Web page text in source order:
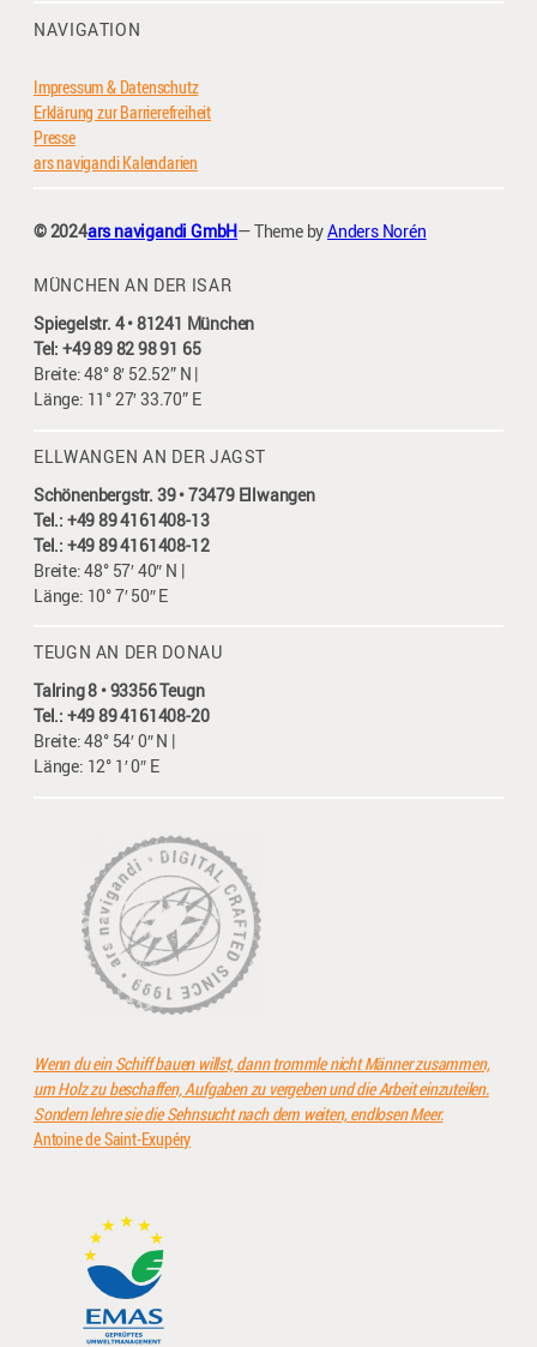
NAVIGATION
Impressum & Datenschutz
Erklärung zur Barrierefreiheit
Presse
ars navigandi Kalendarien
© 2024ars navigandi GmbH— Theme byAnders Norén
MÜNCHEN AN DER ISAR
Spiegelstr. 4 • 81241 München
Tel: +49 89 82 98 91 65
Breite: 48° 8′ 52.52” N |
Länge: 11° 27′ 33.70” E
ELLWANGEN AN DER JAGST
Schönenbergstr. 39 • 73479 Ellwangen
Tel.: +49 89 4161408-13
Tel.: +49 89 4161408-12
Breite: 48° 57′ 40″ N |
Länge: 10° 7′ 50″ E
TEUGN AN DER DONAU
Talring 8 • 93356 Teugn
Tel.: +49 89 4161408-20
Breite: 48° 54′ 0″ N |
Länge: 12° 1′ 0″ E
Wenn du ein Schiff bauen willst, dann trommle nicht Männer zusammen,
um Holz zu beschaffen, Aufgaben zu vergeben und die Arbeit einzuteilen.
Sondern lehre sie die Sehnsucht nach dem weiten, endlosen Meer.
Antoine de Saint-Exupéry